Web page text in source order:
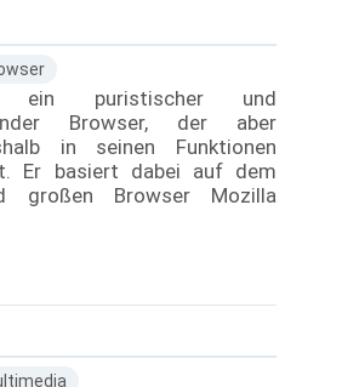
ein puristischer und
Browser, der aber
in seinen Funktionen
Er basiert dabei auf dem
großen Browser Mozilla